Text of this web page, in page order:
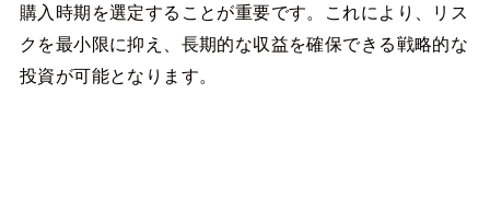
購入時期を選定することが重要です。これにより、リス
クを最小限に抑え、長期的な収益を確保できる戦略的な
投資が可能となります。